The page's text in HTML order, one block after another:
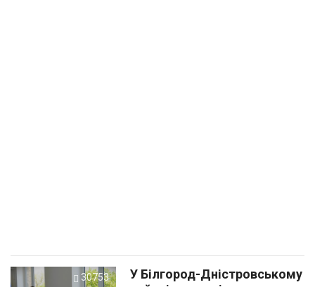
30753
У Білгород-Дністровському